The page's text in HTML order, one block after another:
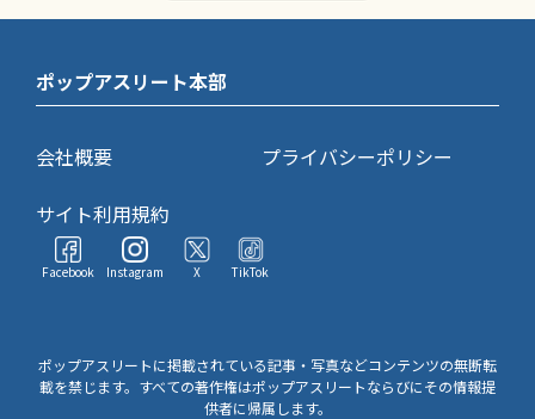
ポップアスリート本部
会社概要
プライバシーポリシー
サイト利用規約
Facebook Instagram X TikTok
ポップアスリートに掲載されている記事・写真などコンテンツの無断転
載を禁じます。すべての著作権はポップアスリートならびにその情報提
供者に帰属します。